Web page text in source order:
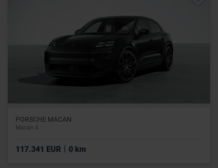
PORSCHE MACAN
Macan 4
117.341 EUR 0 km